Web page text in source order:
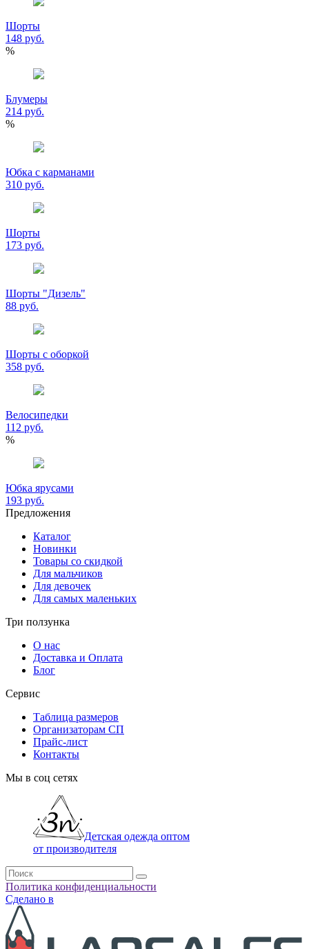
Шорты
148 руб.
%
Блумеры
214 руб.
%
Юбка с карманами
310 руб.
Шорты
173 руб.
Шорты "Дизель"
88 руб.
Шорты с оборкой
358 руб.
Велосипедки
112 руб.
%
Юбка ярусами
193 руб.
Предложения
Каталог
Новинки
Товары со скидкой
Для мальчиков
Для девочек
Для самых маленьких
Три ползунка
О нас
Доставка и Оплата
Блог
Сервис
Таблица размеров
Организаторам СП
Прайс-лист
Контакты
Мы в соц сетях
Детская одежда оптом
от производителя
Политика конфиденциальности
Сделано в